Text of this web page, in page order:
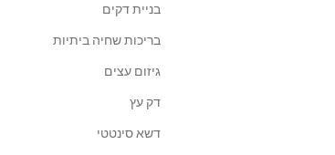
בניית דקים
בריכות שחיה ביתיות
גיזום עצים
דק עץ
דשא סינטטי